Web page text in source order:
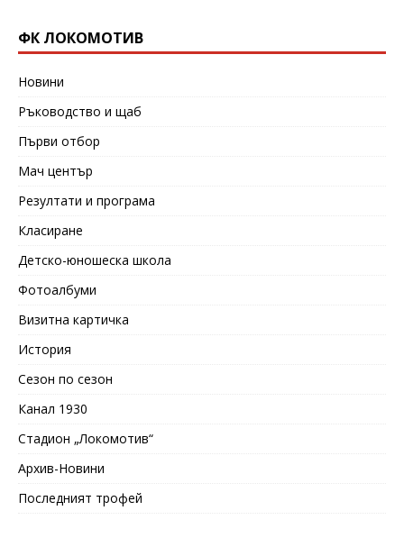
ФК ЛОКОМОТИВ
Новини
Ръководство и щаб
Първи отбор
Мач център
Резултати и програма
Класиране
Детско-юношеска школа
Фотоалбуми
Визитна картичка
История
Сезон по сезон
Канал 1930
Стадион „Локомотив“
Архив-Новини
Последният трофей